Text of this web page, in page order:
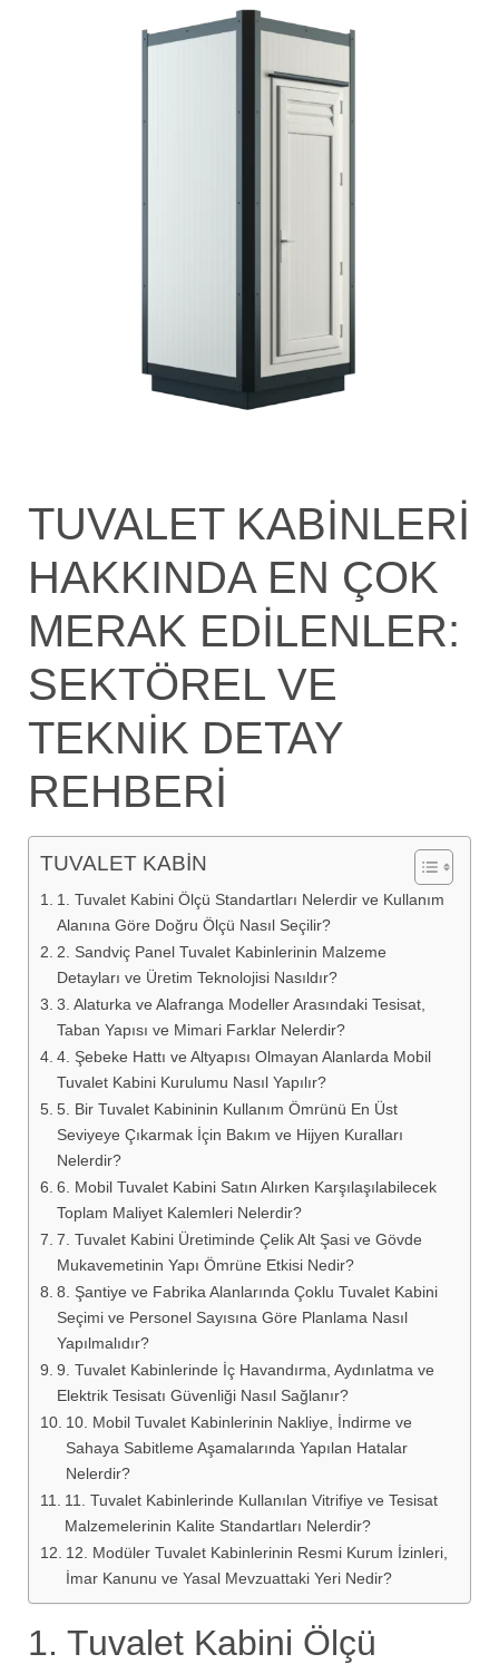
TUVALET KABİNLERİ
HAKKINDA EN ÇOK
MERAK EDİLENLER:
SEKTÖREL VE
TEKNİK DETAY
REHBERİ
TUVALET KABİN
1. Tuvalet Kabini Ölçü Standartları Nelerdir ve Kullanım
Alanına Göre Doğru Ölçü Nasıl Seçilir?
2. Sandviç Panel Tuvalet Kabinlerinin Malzeme
Detayları ve Üretim Teknolojisi Nasıldır?
3. Alaturka ve Alafranga Modeller Arasındaki Tesisat,
Taban Yapısı ve Mimari Farklar Nelerdir?
4. Şebeke Hattı ve Altyapısı Olmayan Alanlarda Mobil
Tuvalet Kabini Kurulumu Nasıl Yapılır?
5. Bir Tuvalet Kabininin Kullanım Ömrünü En Üst
Seviyeye Çıkarmak İçin Bakım ve Hijyen Kuralları
Nelerdir?
6. Mobil Tuvalet Kabini Satın Alırken Karşılaşılabilecek
Toplam Maliyet Kalemleri Nelerdir?
7. Tuvalet Kabini Üretiminde Çelik Alt Şasi ve Gövde
Mukavemetinin Yapı Ömrüne Etkisi Nedir?
8. Şantiye ve Fabrika Alanlarında Çoklu Tuvalet Kabini
Seçimi ve Personel Sayısına Göre Planlama Nasıl
Yapılmalıdır?
9. Tuvalet Kabinlerinde İç Havandırma, Aydınlatma ve
Elektrik Tesisatı Güvenliği Nasıl Sağlanır?
10. Mobil Tuvalet Kabinlerinin Nakliye, İndirme ve
Sahaya Sabitleme Aşamalarında Yapılan Hatalar
Nelerdir?
11. Tuvalet Kabinlerinde Kullanılan Vitrifiye ve Tesisat
Malzemelerinin Kalite Standartları Nelerdir?
12. Modüler Tuvalet Kabinlerinin Resmi Kurum İzinleri,
İmar Kanunu ve Yasal Mevzuattaki Yeri Nedir?
1. Tuvalet Kabini Ölçü